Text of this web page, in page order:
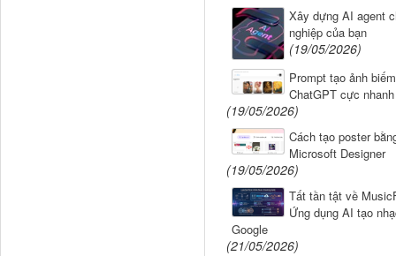
Xây dựng AI agent
nghiệp của bạn
(19/05/2026)
Prompt tạo ảnh
ChatGPT cực nhanh
(19/05/2026)
Cách tạo poster
Microsoft Designer
(19/05/2026)
Tất tần tật về
Ứng dụng AI tạo
Google
(21/05/2026)